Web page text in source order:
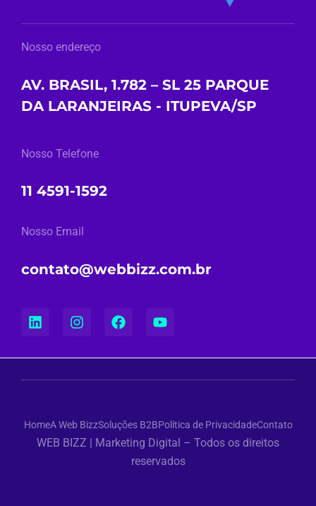
Nosso endereço
AV. BRASIL, 1.782 – SL 25 PARQUE
DA LARANJEIRAS - ITUPEVA/SP
Nosso Telefone
11 4591-1592
Nosso Email
contato@webbizz.com.br
HomeA Web BizzSoluções B2BPolítica de PrivacidadeContato
WEB BIZZ | Marketing Digital – Todos os direitos
reservados